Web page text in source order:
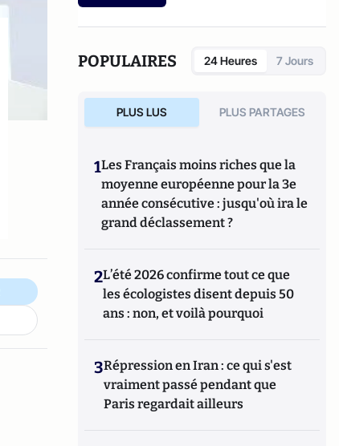
POPULAIRES 24 Heures 7 Jours
PLUS LUS PLUS PARTAGES
1Les Français moins riches que la
moyenne européenne pour la 3e
année consécutive : jusqu'où ira le
grand déclassement ?
2L’été 2026 confirme tout ce que
les écologistes disent depuis 50
ans : non, et voilà pourquoi
3Répression en Iran : ce qui s'est
vraiment passé pendant que
Paris regardait ailleurs